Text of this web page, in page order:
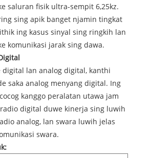
saluran fisik ultra-sempit 6,25kz.
sing apik banget njamin tingkat
ing kasus sinyal sing ringkih lan
komunikasi jarak sing dawa.
digital lan analog digital, kanthi
saka analog menyang digital. Ing
kanggo peralatan utawa jam
digital duwe kinerja sing luwih
analog, lan swara luwih jelas
swara.